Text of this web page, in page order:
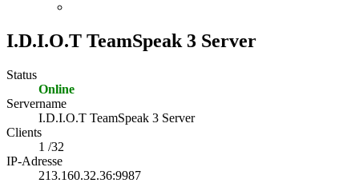
I.D.I.O.T TeamSpeak 3 Server
Status
Online
Servername
I.D.I.O.T TeamSpeak 3 Server
Clients
1 /32
IP-Adresse
213.160.32.36:9987